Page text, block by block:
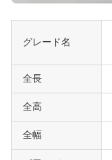
グレード名
全長
全高
全幅